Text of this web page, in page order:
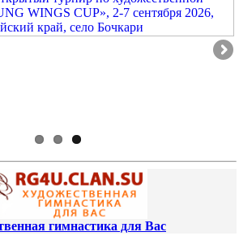
гимнастика для Вас